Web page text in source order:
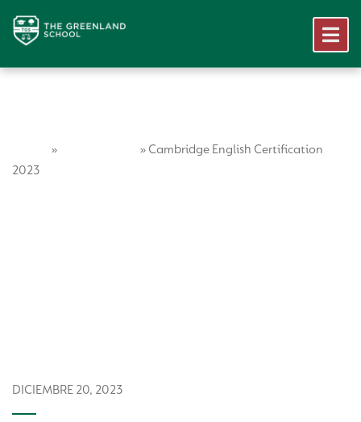
» » Cambridge English Certification
2023
DICIEMBRE 20, 2023